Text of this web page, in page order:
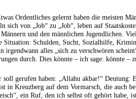
Ordentliches gelernt haben die meisten
sich von „Job“ zu „Job“, leben auf
und den männlichen Jugendlichen.
Situation: Schulden, Sucht, Sozialhilfe,
irgendwann alles „sich zu verschwören
durch. Dies könnte – ich sage: könnte –
soll gerufen haben: „Allahu akbar!“ Deutung:
in Kreuzberg auf dem Vormarsch, die auch
ein Ruf, den ich selbst oft gehört habe,